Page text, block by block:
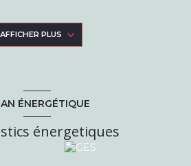
sur un balcon, une cuisine
chambre ainsi qu'une salle d'eau
AFFICHER PLUS
ÉNERGÉTIQUE
énergetiques